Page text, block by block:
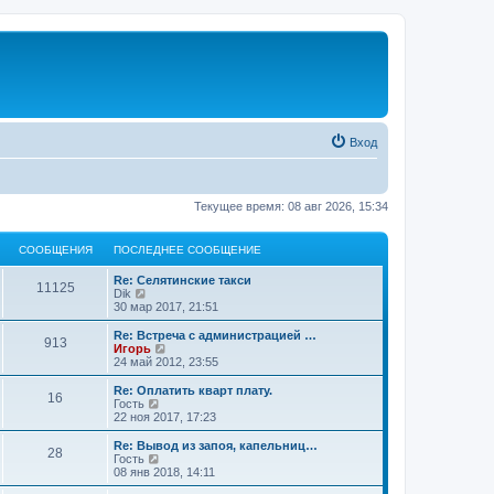
Вход
Текущее время: 08 авг 2026, 15:34
СООБЩЕНИЯ ПОСЛЕДНЕЕ СООБЩЕНИЕ
11125
Re: Селятинские такси
Dik
е
р
е
т
п
о
с
е
д
н
е
30 мар 2017, 21:51
913
Re: Встреча с администрацией …
Игорь
е
р
е
т
п
о
с
24 май 2012, 23:55
16
Re: Оплатить кварт плату.
Гость
е
р
е
т
22 ноя 2017, 17:23
28
Re: Вывод из запоя, капельниц…
Гость
е
р
08 янв 2018, 14:11